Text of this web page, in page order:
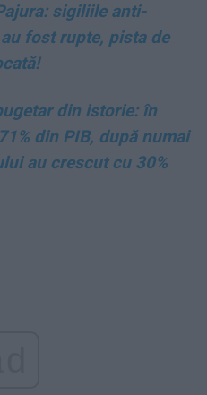
sigiliile anti-
fost rupte, pista de
din istorie: în
din PIB, după numai
au crescut cu 30%